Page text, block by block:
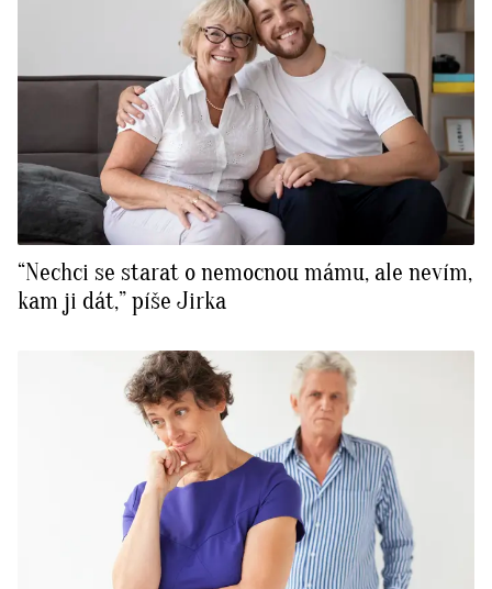
“Nechci se starat o nemocnou mámu, ale nevím,
kam ji dát,” píše Jirka